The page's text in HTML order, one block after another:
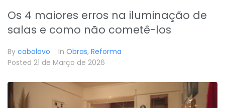
Os 4 maiores erros na iluminação de
salas e como não cometê-los
By cabolavo In Obras, Reforma
Posted 21 de Março de 2026